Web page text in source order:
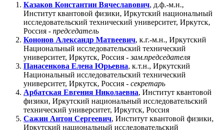
Казаков Константин Вячеславович, д.ф.-м.н.,
Институт квантовой физики, Иркутский национальный
исследовательский технический университет, Иркутск,
Россия - председатель
Кононов Александр Матвеевич, к.г.-м.н., Иркутский
Национальный исследовательский технический
университет, Иркутск, Россия -зам.председателя
Панасенкова Елена Юрьевна, к.т.н., Иркутский
Национальный исследовательский технический
университет, Иркутск, Россия - секретарь
Арбатская Евгения Николаевна, Институт квантовой
физики, Иркутский национальный исследовательский
технический университет, Иркутск, Россия
Сажин Антон Сергеевич, Институт квантовой физики,
Иркутский национальный исследовательский